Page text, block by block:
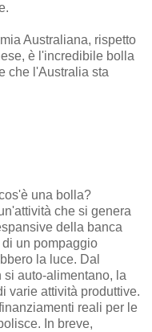
Australiana, rispetto
è l'incredibile bolla
che l'Australia sta
una bolla?
che si genera
della banca
un pompaggio
la luce. Dal
auto-alimentano, la
varie attività produttive.
reali per le
In breve,